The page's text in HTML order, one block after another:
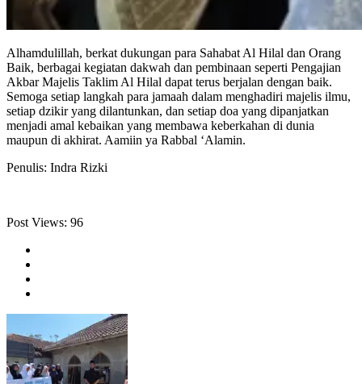
Alhamdulillah, berkat dukungan para Sahabat Al Hilal dan Orang
Baik, berbagai kegiatan dakwah dan pembinaan seperti Pengajian
Akbar Majelis Taklim Al Hilal dapat terus berjalan dengan baik.
Semoga setiap langkah para jamaah dalam menghadiri majelis ilmu,
setiap dzikir yang dilantunkan, dan setiap doa yang dipanjatkan
menjadi amal kebaikan yang membawa keberkahan di dunia
maupun di akhirat. Aamiin ya Rabbal ‘Alamin.
Penulis: Indra Rizki
Post Views: 96